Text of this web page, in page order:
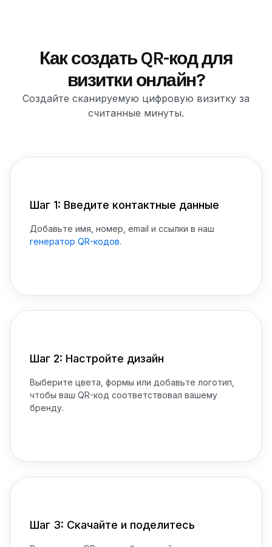
Как создать QR-код для
визитки онлайн?
Создайте сканируемую цифровую визитку за
считанные минуты.
Шаг 1: Введите контактные данные
Добавьте имя, номер, email и ссылки в наш
генератор QR-кодов.
Шаг 2: Настройте дизайн
Выберите цвета, формы или добавьте логотип,
чтобы ваш QR-код соответствовал вашему
бренду.
Шаг 3: Скачайте и поделитесь